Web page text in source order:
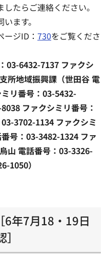
たらご連絡ください。
ます。
ジID： 730をご覧くださ
03-6432-7137 ファクシ
所地域振興課（世田谷 電
リ番号：03-5432-
ファクシミリ番号：
3702-1134 ファクシミ
号：03-3482-1324 ファ
山 電話番号：03-3326-
1050）
6年7月18・19日